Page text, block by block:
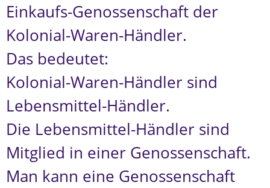
Einkaufs-Genossenschaft der
Kolonial-Waren-Händler.
Das bedeutet:
Kolonial-Waren-Händler sind
Lebensmittel-Händler.
Die Lebensmittel-Händler sind
Mitglied in einer Genossenschaft.
Man kann eine Genossenschaft